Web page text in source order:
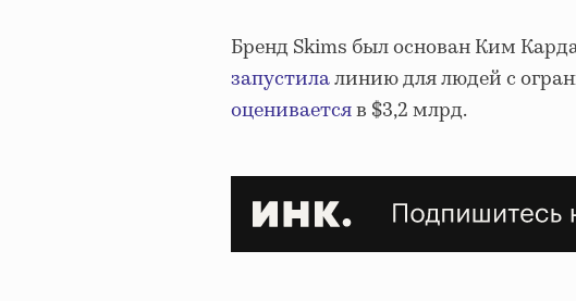
Бренд Skims был основан Ким
запустилалинию для людей с
оцениваетсяв $3,2 млрд.